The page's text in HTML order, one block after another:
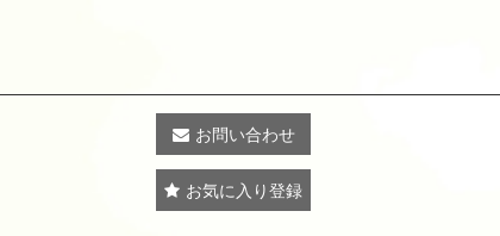
お問い合わせ
お気に入り登録